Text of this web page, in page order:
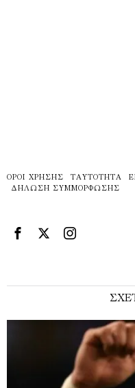
ΌΡΟΙ ΧΡΉΣΗΣ ΤΑΥΤΌΤΗΤΑ
ΔΉΛΩΣΗ ΣΥΜΜΌΡΦΩΣΗΣ